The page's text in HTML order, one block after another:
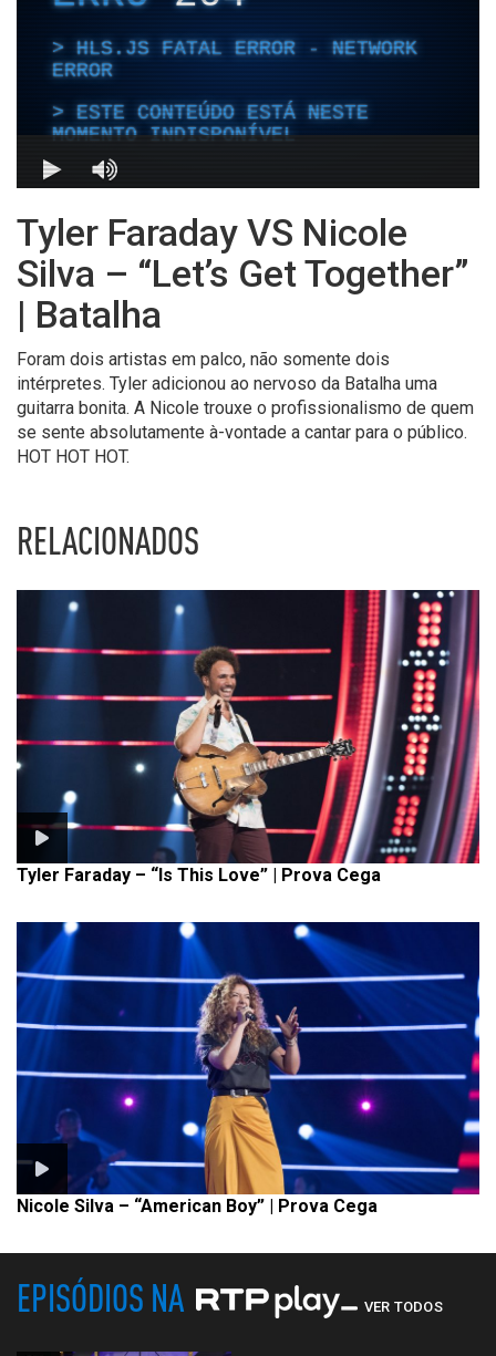
Tyler Faraday VS Nicole
Silva – “Let’s Get Together”
| Batalha
Foram dois artistas em palco, não somente dois
intérpretes. Tyler adicionou ao nervoso da Batalha uma
guitarra bonita. A Nicole trouxe o profissionalismo de quem
se sente absolutamente à-vontade a cantar para o público.
HOT HOT HOT.
RELACIONADOS
Tyler Faraday – “Is This Love” | Prova Cega
Nicole Silva – “American Boy” | Prova Cega
EPISÓDIOS NA VER TODOS